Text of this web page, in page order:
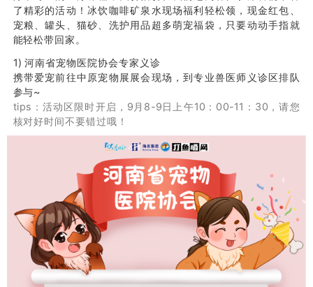
了精彩的活动！冰饮咖啡矿泉水现场福利轻松领，现金红包、
宠粮、罐头、猫砂、洗护用品超多萌宠福袋，只要动动手指就
能轻松带回家。
1) 河南省宠物医院协会专家义诊
携带爱宠前往中原宠物展展会现场，到专业兽医师义诊区排队
参与~
tips：活动区限时开启，9月8-9日上午10：00-11：30，请您
核对好时间不要错过哦！